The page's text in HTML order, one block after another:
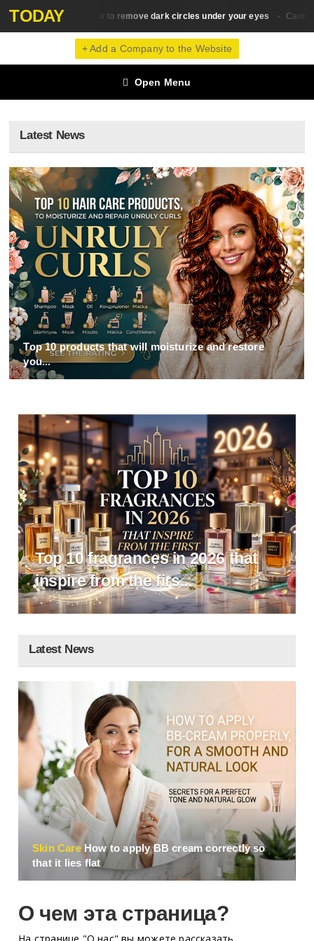
TODAY
Сare 10 ways to remove dark circles under your eyes Сare Top
+ Add a Company to the Website
Open Menu
Latest News
Top 10 products that will moisturize and restore
you...
Top 10 fragrances in 2026 that
inspire from the firs...
Latest News
Skin Сare How to apply BB cream correctly so
that it lies flat
О чем эта страница?